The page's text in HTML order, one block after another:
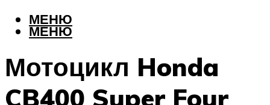
МЕНЮ
МЕНЮ
Мотоцикл Honda
CB400 Super Four